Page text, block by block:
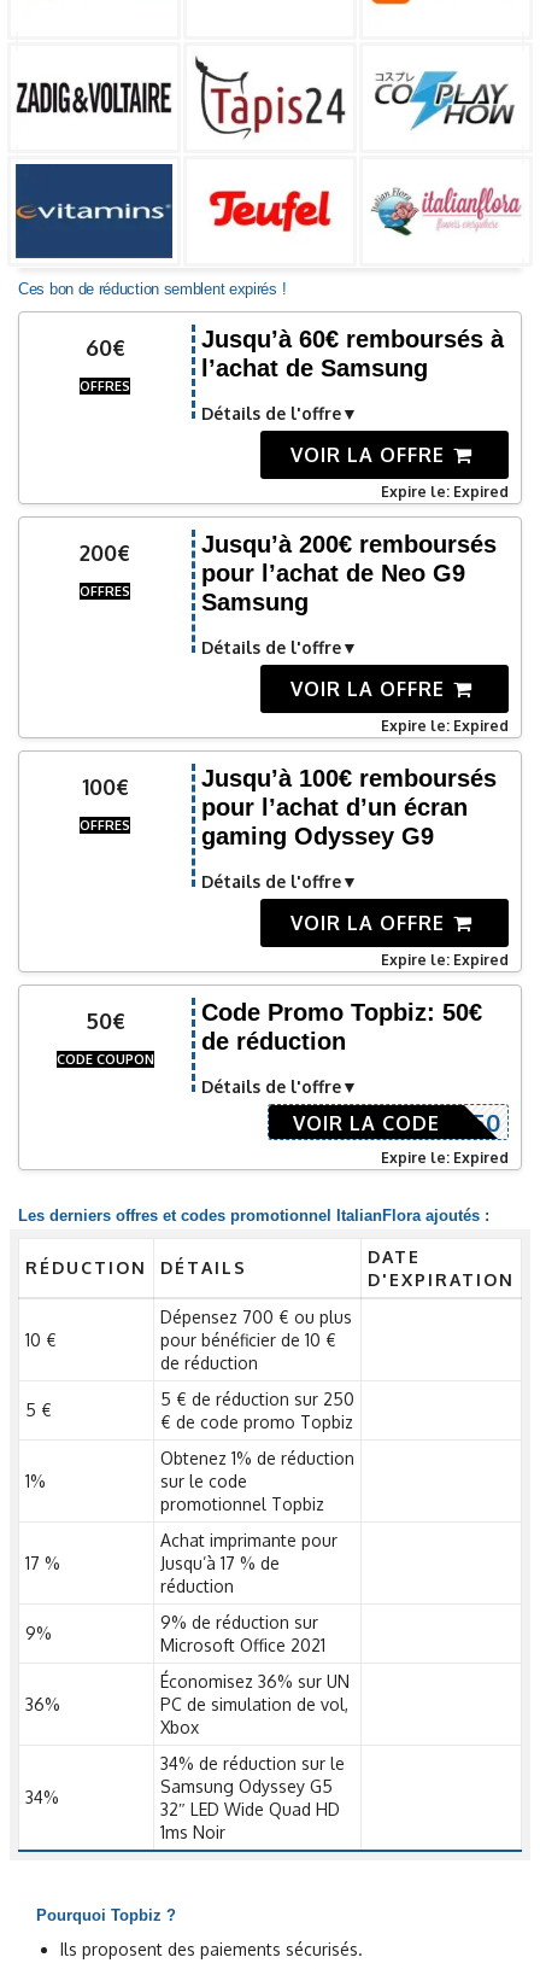
Ces bon de réduction semblent expirés !
60€
OFFRES
Jusqu’à 60€ remboursés à
l’achat de Samsung
Détails de l'offre
VOIR LA OFFRE
Expire le: Expired
200€
OFFRES
Jusqu’à 200€ remboursés
pour l’achat de Neo G9
Samsung
Détails de l'offre
VOIR LA OFFRE
Expire le: Expired
100€
OFFRES
Jusqu’à 100€ remboursés
pour l’achat d’un écran
gaming Odyssey G9
Détails de l'offre
VOIR LA OFFRE
Expire le: Expired
50€
CODE COUPON
Code Promo Topbiz: 50€
de réduction
Détails de l'offre
BOOK50
VOIR LA CODE
Expire le: Expired
Les derniers offres et codes promotionnel ItalianFlora ajoutés :
RÉDUCTION DÉTAILS
DATE
D'EXPIRATION
10 €
Dépensez 700 € ou plus
pour bénéficier de 10 €
de réduction
5 €
5 € de réduction sur 250
€ de code promo Topbiz
1%
Obtenez 1% de réduction
sur le code
promotionnel Topbiz
17 %
Achat imprimante pour
Jusqu’à 17 % de
réduction
9%
9% de réduction sur
Microsoft Office 2021
36%
Économisez 36% sur UN
PC de simulation de vol,
Xbox
34%
34% de réduction sur le
Samsung Odyssey G5
32″ LED Wide Quad HD
1ms Noir
Pourquoi Topbiz ?
Ils proposent des paiements sécurisés.